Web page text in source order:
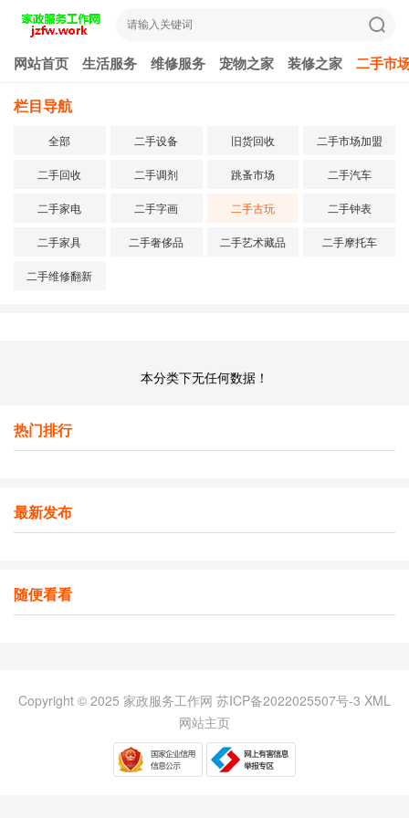
网站首页 生活服务 维修服务 宠物之家 装修之家 二手市
栏目导航
全部 二手设备 旧货回收 二手市场加盟
二手回收 二手调剂 跳蚤市场 二手汽车
二手家电 二手字画 二手古玩 二手钟表
二手家具 二手奢侈品 二手艺术藏品 二手摩托车
二手维修翻新
本分类下无任何数据！
热门排行
最新发布
随便看看
Copyright © 2025 家政服务工作网 苏ICP备2022025507号-3 XML
网站主页